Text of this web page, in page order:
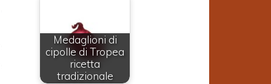
Medaglioni di
cipolle di Tropea
ricetta
tradizionale